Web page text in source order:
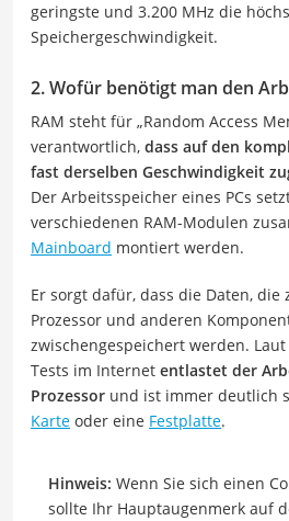
geringste und 3.200 MHz die
Speichergeschwindigkeit.
2. Wofür benötigt man den
RAM steht für „Random Access
verantwortlich, dass auf den
fast derselben Geschwindigkeit
Der Arbeitsspeicher eines PCs
verschiedenen RAM-Modulen
Mainboard montiert werden.
Er sorgt dafür, dass die Daten, die
Prozessor und anderen
zwischengespeichert werden.
Tests im Internet entlastet der
Prozessor und ist immer deutlich
Karte oder eine Festplatte.
Hinweis: Wenn Sie sich einen
sollte Ihr Hauptaugenmerk auf